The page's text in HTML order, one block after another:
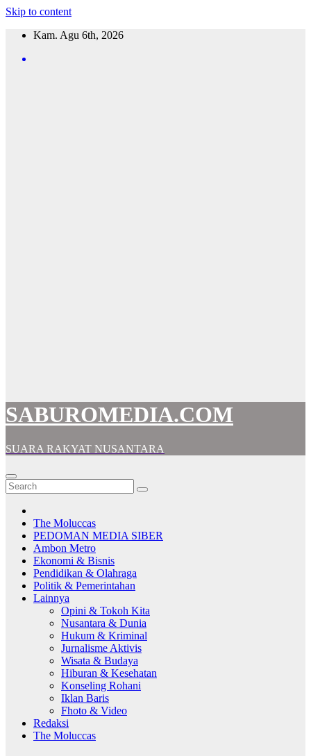
Skip to content
Kam. Agu 6th, 2026
SABUROMEDIA.COM
SUARA RAKYAT NUSANTARA
The Moluccas
PEDOMAN MEDIA SIBER
Ambon Metro
Ekonomi & Bisnis
Pendidikan & Olahraga
Politik & Pemerintahan
Lainnya
Opini & Tokoh Kita
Nusantara & Dunia
Hukum & Kriminal
Jurnalisme Aktivis
Wisata & Budaya
Hiburan & Kesehatan
Konseling Rohani
Iklan Baris
Fhoto & Video
Redaksi
The Moluccas